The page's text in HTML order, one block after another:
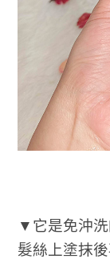
▼它是免沖
髮絲上塗抹